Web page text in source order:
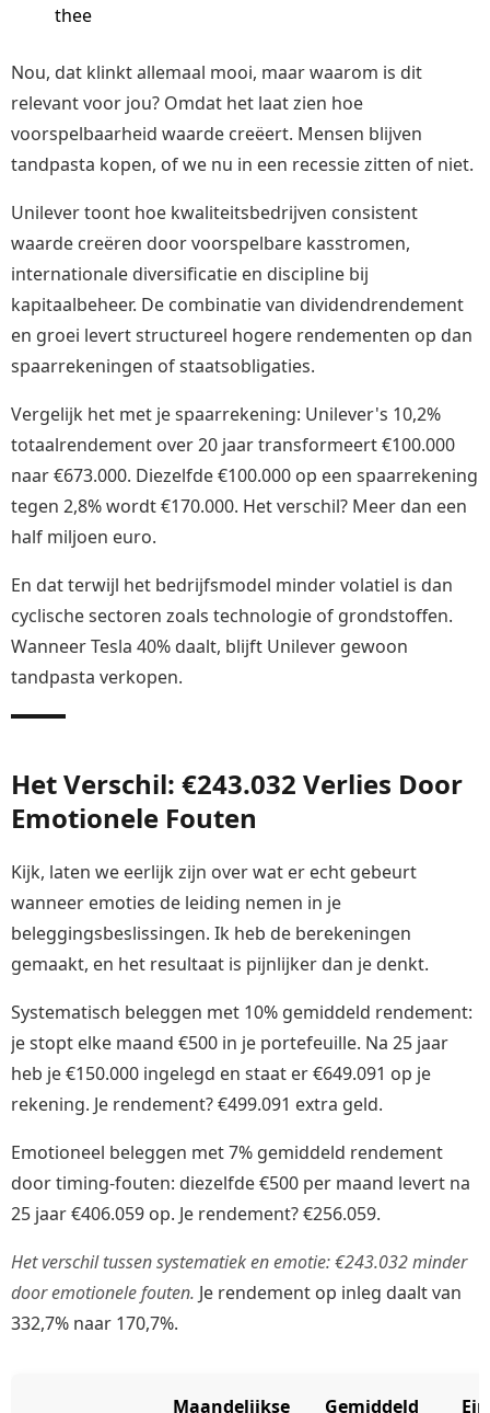
thee
Nou, dat klinkt allemaal mooi, maar waarom is dit
relevant voor jou? Omdat het laat zien hoe
voorspelbaarheid waarde creëert. Mensen blijven
tandpasta kopen, of we nu in een recessie zitten of niet.
Unilever toont hoe kwaliteitsbedrijven consistent
waarde creëren door voorspelbare kasstromen,
internationale diversificatie en discipline bij
kapitaalbeheer. De combinatie van dividendrendement
en groei levert structureel hogere rendementen op dan
spaarrekeningen of staatsobligaties.
Vergelijk het met je spaarrekening: Unilever's 10,2%
totaalrendement over 20 jaar transformeert €100.000
naar €673.000. Diezelfde €100.000 op een spaarrekening
tegen 2,8% wordt €170.000. Het verschil? Meer dan een
half miljoen euro.
En dat terwijl het bedrijfsmodel minder volatiel is dan
cyclische sectoren zoals technologie of grondstoffen.
Wanneer Tesla 40% daalt, blijft Unilever gewoon
tandpasta verkopen.
Het Verschil: €243.032 Verlies Door
Emotionele Fouten
Kijk, laten we eerlijk zijn over wat er echt gebeurt
wanneer emoties de leiding nemen in je
beleggingsbeslissingen. Ik heb de berekeningen
gemaakt, en het resultaat is pijnlijker dan je denkt.
Systematisch beleggen met 10% gemiddeld rendement:
je stopt elke maand €500 in je portefeuille. Na 25 jaar
heb je €150.000 ingelegd en staat er €649.091 op je
rekening. Je rendement? €499.091 extra geld.
Emotioneel beleggen met 7% gemiddeld rendement
door timing-fouten: diezelfde €500 per maand levert na
25 jaar €406.059 op. Je rendement? €256.059.
Het verschil tussen systematiek en emotie: €243.032 minder
door emotionele fouten. Je rendement op inleg daalt van
332,7% naar 170,7%.
Maandelijkse Gemiddeld